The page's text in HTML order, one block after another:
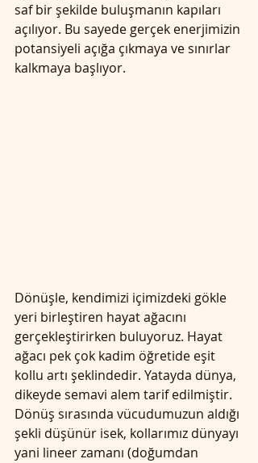
saf bir şekilde buluşmanın kapıları
açılıyor. Bu sayede gerçek enerjimizin
potansiyeli açığa çıkmaya ve sınırlar
kalkmaya başlıyor.
Dönüşle, kendimizi içimizdeki gökle
yeri birleştiren hayat ağacını
gerçekleştirirken buluyoruz. Hayat
ağacı pek çok kadim öğretide eşit
kollu artı şeklindedir. Yatayda dünya,
dikeyde semavi alem tarif edilmiştir.
Dönüş sırasında vücudumuzun aldığı
şekli düşünür isek, kollarımız dünyayı
yani lineer zamanı (doğumdan